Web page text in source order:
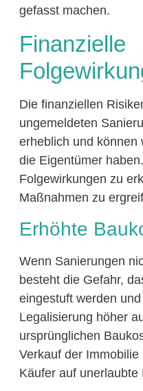
gefasst machen.
Finanzielle
Die finanziellen
ungemeldeten
erheblich und können
die Eigentümer
Folgewirkungen zu
Maßnahmen zu
Erhöhte
Wenn Sanierungen
besteht die Gefahr,
eingestuft werden
Legalisierung höher
ursprünglichen
Verkauf der
Käufer auf